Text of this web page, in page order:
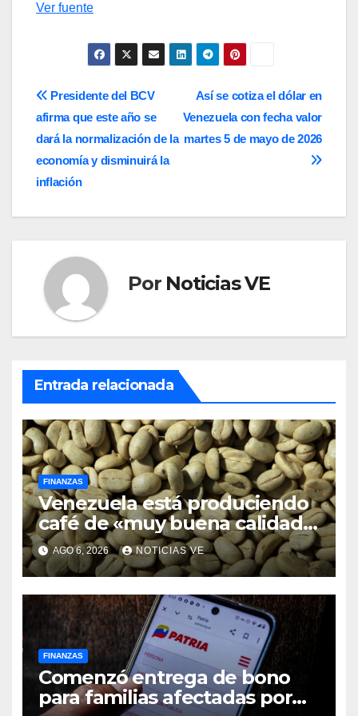
Ver fuente
Navegación
de
entradas
Así se cotiza el dólar en
Venezuela con fecha valor
martes 5 de mayo de 2026
Presidente del BCV
afirma que este año se
dará la normalización de la
economía y disminuirá la
inflación
Por Noticias VE
Entrada relacionada
FINANZAS
Venezuela está produciendo
café de «muy buena calidad»
que está siendo exportado a
21 países
AGO 6, 2026 NOTICIAS VE
FINANZAS
Comenzó entrega de bono
para familias afectadas por